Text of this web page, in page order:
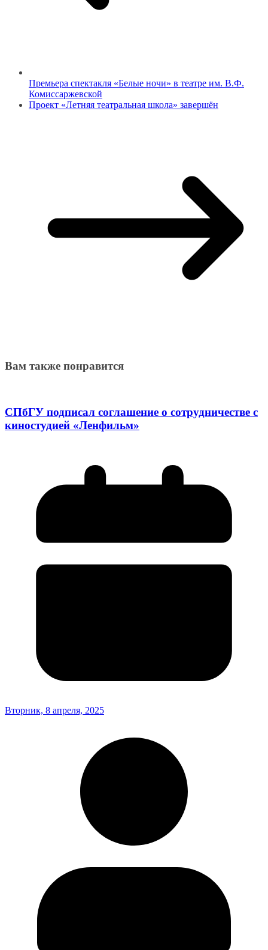
Премьера спектакля «Белые ночи» в театре им. В.Ф.
Комиссаржевской
Проект «Летняя театральная школа» завершён
Вам также понравится
СПбГУ подписал соглашение о сотрудничестве с
киностудией «Ленфильм»
Вторник, 8 апреля, 2025